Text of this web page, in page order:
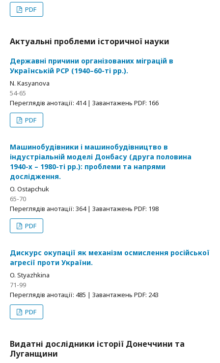
PDF
Актуальні проблеми історичної науки
Державні причини організованих міграцій в
Українській РСР (1940–60-ті рр.).
N. Kasyanova
54-65
Переглядів анотації: 414 | Завантажень PDF: 166
PDF
Машинобудівники і машинобудівництво в
індустріальній моделі Донбасу (друга половина
1940-х – 1980-ті рр.): проблеми та напрями
дослідження.
O. Ostapchuk
65-70
Переглядів анотації: 364 | Завантажень PDF: 198
PDF
Дискурс окупації як механізм осмислення російської
агресії проти України.
O. Styazhkina
71-99
Переглядів анотації: 485 | Завантажень PDF: 243
PDF
Видатні дослідники історії Донеччини та
Луганщини